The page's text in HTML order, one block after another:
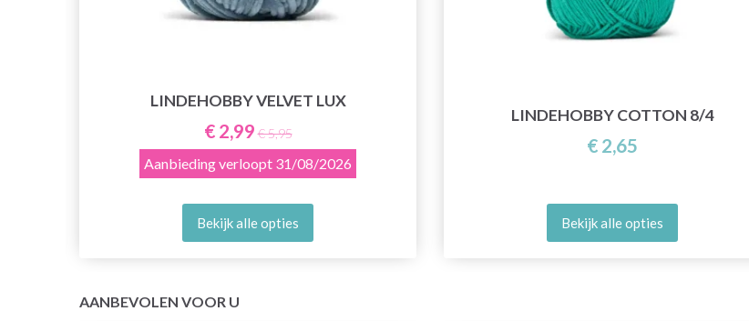
LINDEHOBBY VELVET LUX
€ 2,99 € 5,95
Aanbieding verloopt 31/08/2026
Bekijk alle opties
LINDEHOBBY COTTON 8/4
€ 2,65
Bekijk alle opties
AANBEVOLEN VOOR U